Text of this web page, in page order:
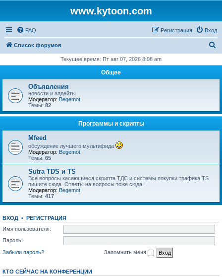
www.kytoon.com
FAQ Вход
Регистрация
Список форумов
с
Текущее время: Пт авг 07, 2026 8:08 am
Общее
Объявления
новости и апдейты
Модератор: Begemot
Темы: 82
Программы и скрипты
Mfeed
обсуждение лучшего мультифида
Модератор: Begemot
Темы: 65
Sutra TDS и TS
Все вопросы касающиеся скрипта ТДС и системы покупки трафика TS
пишите сюда. Ответы на вопросы тоже сюда.
Модератор: Begemot
Темы: 417
ВХОД • РЕГИСТРАЦИЯ
Имя пользователя:
Пароль:
Забыли пароль?
Запомнить меня
КТО СЕЙЧАС НА КОНФЕРЕНЦИИ